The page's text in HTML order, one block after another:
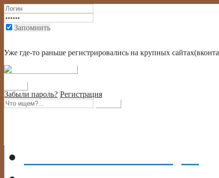
Запомнить
Уже где-то раньше регистрировались на крупных
Забыли пароль? Регистрация